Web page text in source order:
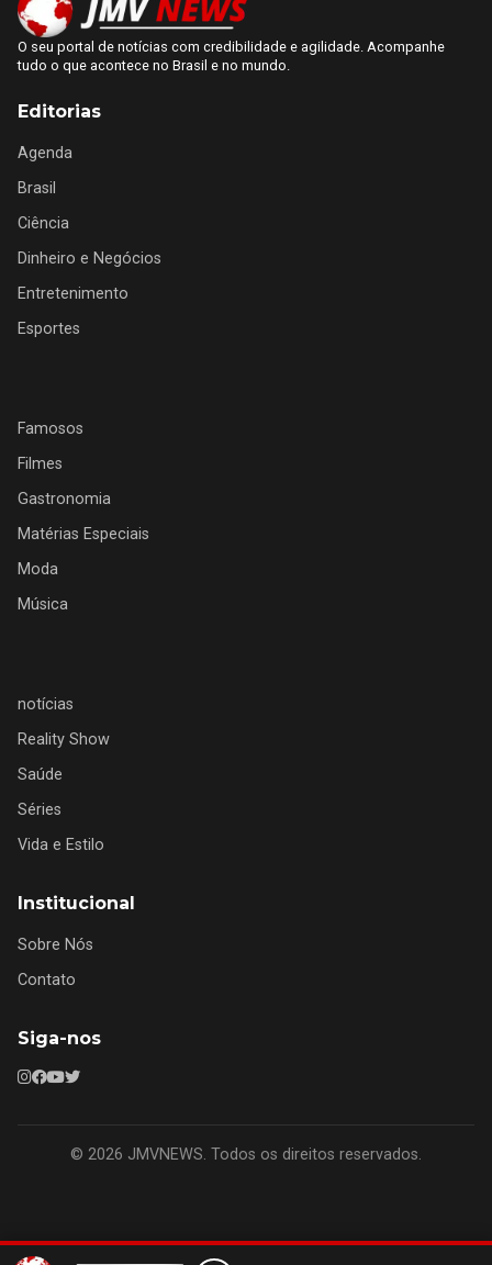
O seu portal de notícias com credibilidade e agilidade. Acompanhe
tudo o que acontece no Brasil e no mundo.
Editorias
Agenda
Brasil
Ciência
Dinheiro e Negócios
Entretenimento
Esportes
Famosos
Filmes
Gastronomia
Matérias Especiais
Moda
Música
notícias
Reality Show
Saúde
Séries
Vida e Estilo
Institucional
Sobre Nós
Contato
Siga-nos
© 2026 JMVNEWS. Todos os direitos reservados.